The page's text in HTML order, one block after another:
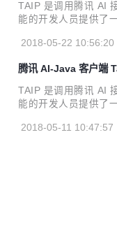
TAIP 是调用腾讯 AI
能的开发人员提供了
aven引入
ersion> </
别 全部特性 【face
测、人脸对比、跨年
2018-05-22 10:56:20
腾讯 AI-Java 客户端
TAIP 是调用腾讯 AI
能的开发人员提供了
特性 人脸识别（个体
信息、获取组列表、
2018-05-11 10:47:57